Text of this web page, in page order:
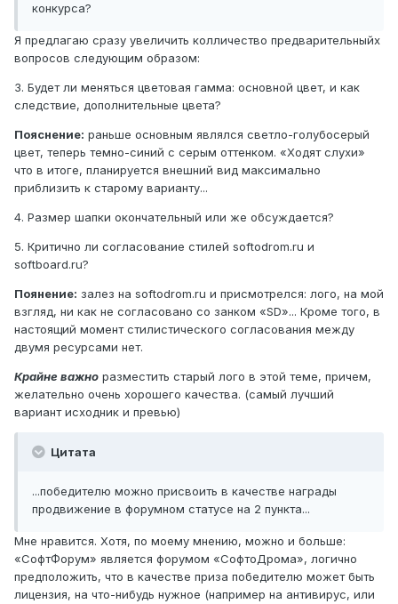
конкурса?
Я предлагаю сразу увеличить колличество предварительныйх
вопросов следующим образом:
3. Будет ли меняться цветовая гамма: основной цвет, и как
следствие, дополнительные цвета?
Пояснение: раньше основным являлся светло-голубосерый
цвет, теперь темно-синий с серым оттенком. «Ходят слухи»
что в итоге, планируется внешний вид максимально
приблизить к старому варианту...
4. Размер шапки окончательный или же обсуждается?
5. Критично ли согласование стилей softodrom.ru и
softboard.ru?
Поянение: залез на softodrom.ru и присмотрелся: лого, на мой
взгляд, ни как не согласовано со занком «SD»... Кроме того, в
настоящий момент стилистического согласования между
двумя ресурсами нет.
Крайне важно разместить старый лого в этой теме, причем,
желательно очень хорошего качества. (самый лучший
вариант исходник и превью)
Цитата
...победителю можно присвоить в качестве награды
продвижение в форумном статусе на 2 пункта...
Мне нравится. Хотя, по моему мнению, можно и больше:
«СофтФорум» является форумом «СофтоДрома», логично
предположить, что в качестве приза победителю может быть
лицензия, на что-нибудь нужное (например на антивирус, или